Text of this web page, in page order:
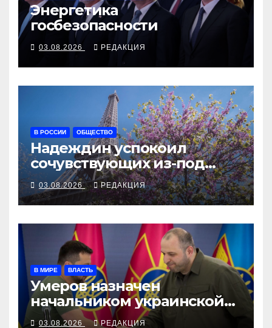
Энергетика
госбезопасности
03.08.2026 РЕДАКЦИЯ
В РОССИИ ОБЩЕСТВО
Надеждин успокоил
сочувствующих из-под
Эйфелевой башни
03.08.2026 РЕДАКЦИЯ
В МИРЕ ВЛАСТЬ
Умеров назначен
начальником украинской
внешней разведки
03.08.2026 РЕДАКЦИЯ